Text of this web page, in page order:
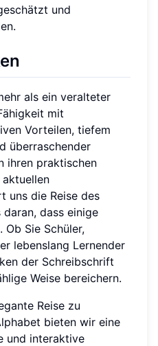
und
als ein veralteter
mit
Vorteilen, tiefem
überraschender
ihren praktischen
uns die Reise des
dass einige
Ob Sie Schüler,
lebenslang Lernender
der Schreibschrift
Weise bereichern.
Reise zu
bieten wir eine
und interaktive